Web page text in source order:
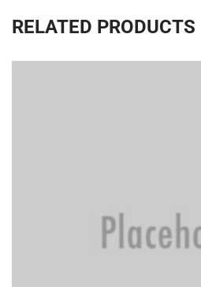
RELATED PRODUCTS
ADD TO CART